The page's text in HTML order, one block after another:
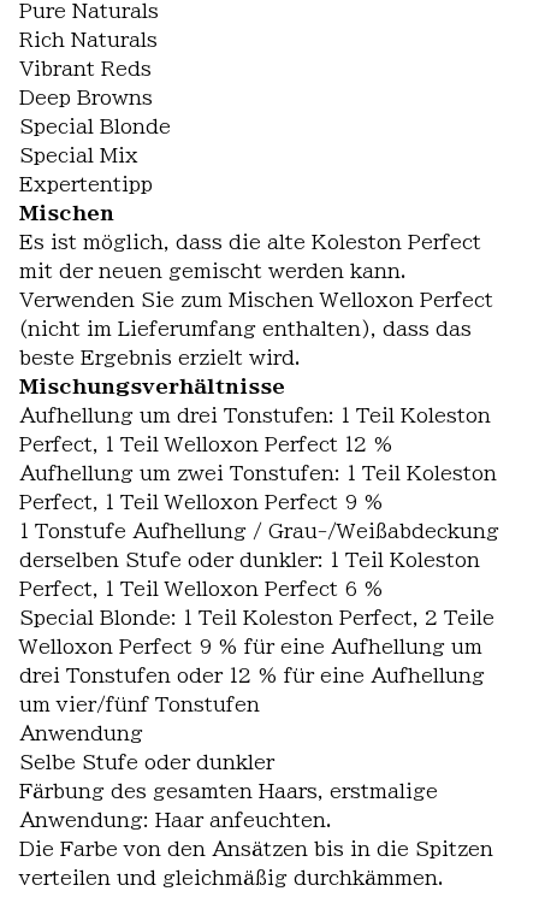
Pure Naturals
Rich Naturals
Vibrant Reds
Deep Browns
Special Blonde
Special Mix
Expertentipp
Mischen
Es ist möglich, dass die alte Koleston Perfect
mit der neuen gemischt werden kann.
Verwenden Sie zum Mischen Welloxon Perfect
(nicht im Lieferumfang enthalten), dass das
beste Ergebnis erzielt wird.
Mischungsverhältnisse
Aufhellung um drei Tonstufen: 1 Teil Koleston
Perfect, 1 Teil Welloxon Perfect 12 %
Aufhellung um zwei Tonstufen: 1 Teil Koleston
Perfect, 1 Teil Welloxon Perfect 9 %
1 Tonstufe Aufhellung / Grau-/Weißabdeckung
derselben Stufe oder dunkler: 1 Teil Koleston
Perfect, 1 Teil Welloxon Perfect 6 %
Special Blonde: 1 Teil Koleston Perfect, 2 Teile
Welloxon Perfect 9 % für eine Aufhellung um
drei Tonstufen oder 12 % für eine Aufhellung
um vier/fünf Tonstufen
Anwendung
Selbe Stufe oder dunkler
Färbung des gesamten Haars, erstmalige
Anwendung: Haar anfeuchten.
Die Farbe von den Ansätzen bis in die Spitzen
verteilen und gleichmäßig durchkämmen.